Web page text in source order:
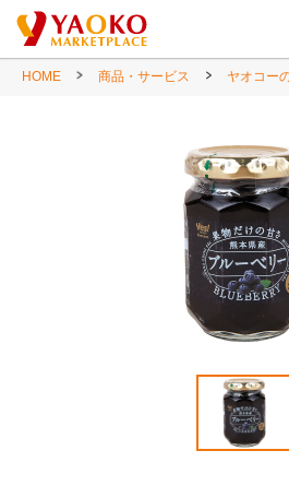
HOME 商品・サービス ヤオコー